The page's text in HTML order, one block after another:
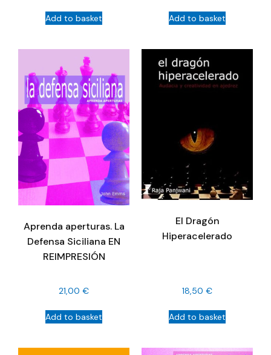
Add to basket Add to basket
Aprenda aperturas. La
Defensa Siciliana EN
REIMPRESIÓN
21,00 €
Add to basket
El Dragón
Hiperacelerado
18,50 €
Add to basket